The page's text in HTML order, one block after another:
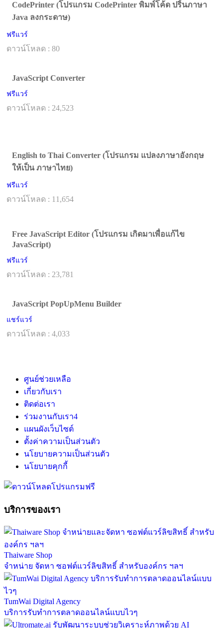
CodePrinter (โปรแกรม CodePrinter พิมพ์โค้ด ปริ้นภาษา
Java ลงกระดาษ)
ฟรีแวร์
ดาวน์โหลด : 80
JavaScript Converter
ฟรีแวร์
ดาวน์โหลด : 24,523
English to Thai Converter (โปรแกรม แปลงภาษาอังกฤษ
ให้เป็น ภาษาไทย)
ฟรีแวร์
ดาวน์โหลด : 11,654
Free JavaScript Editor (โปรแกรม เกิดมาเพื่อแก้ไข
JavaScript)
ฟรีแวร์
ดาวน์โหลด : 23,781
JavaScript PopUpMenu Builder
แชร์แวร์
ดาวน์โหลด : 4,033
ศูนย์ช่วยเหลือ
เกี่ยวกับเรา
ติดต่อเรา
ร่วมงานกับเรา4
แผนผังเว็บไซต์
ตั้งค่าความเป็นส่วนตัว
นโยบายความเป็นส่วนตัว
นโยบายคุกกี้
บริการของเรา
Thaiware Shop
จำหน่าย จัดหา ซอฟต์แวร์ลิขสิทธิ์ สำหรับองค์กร ฯลฯ
TumWai Digital Agency
บริการรับทำการตลาดออนไลน์แบบไวๆ